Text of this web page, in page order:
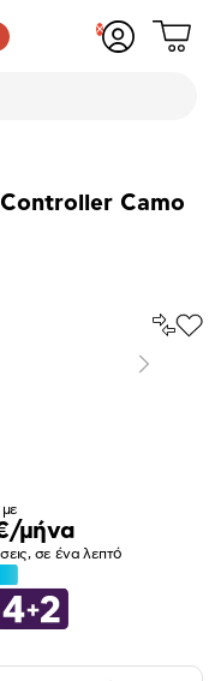
Δες
Camo
Επόμενο
με
μήνα
σε ένα λεπτό